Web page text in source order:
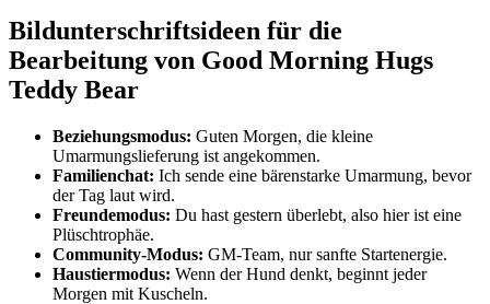
Bildunterschriftsideen für die
Bearbeitung von Good Morning Hugs
Teddy Bear
Beziehungsmodus: Guten Morgen, die kleine
Umarmungslieferung ist angekommen.
Familienchat: Ich sende eine bärenstarke Umarmung, bevor
der Tag laut wird.
Freundemodus: Du hast gestern überlebt, also hier ist eine
Plüschtrophäe.
Community-Modus: GM-Team, nur sanfte Startenergie.
Haustiermodus: Wenn der Hund denkt, beginnt jeder
Morgen mit Kuscheln.